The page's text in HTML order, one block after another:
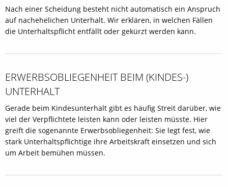
Nach einer Scheidung besteht nicht automatisch ein Anspruch
auf nachehelichen Unterhalt. Wir erklären, in welchen Fällen
die Unterhaltspflicht entfällt oder gekürzt werden kann.
ERWERBSOBLIEGENHEIT BEIM (KINDES-)
UNTERHALT
Gerade beim Kindesunterhalt gibt es häufig Streit darüber, wie
viel der Verpflichtete leisten kann oder leisten müsste. Hier
greift die sogenannte Erwerbsobliegenheit: Sie legt fest, wie
stark Unterhaltspflichtige ihre Arbeitskraft einsetzen und sich
um Arbeit bemühen müssen.